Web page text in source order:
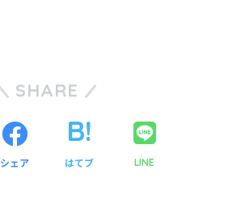
SHARE
シェア はてブ LINE